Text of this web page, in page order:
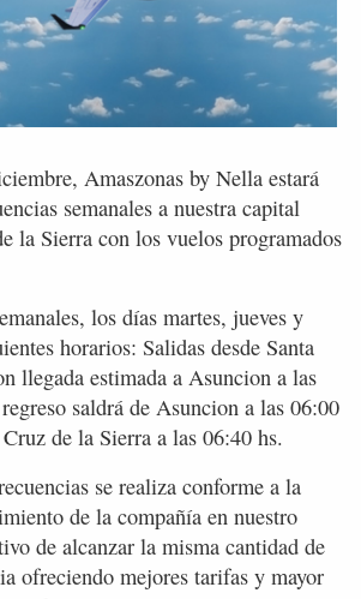
Amaszonas by Nella estará
semanales a nuestra capital
la Sierra con los vuelos programados
los días martes, jueves y
horarios: Salidas desde Santa
llegada estimada a Asuncion a las
saldrá de Asuncion a las 06:00
de la Sierra a las 06:40 hs.
se realiza conforme a la
de la compañía en nuestro
de alcanzar la misma cantidad de
ofreciendo mejores tarifas y mayor